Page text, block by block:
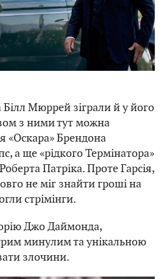
Мюррей зіграли й у його
з ними тут можна
«Оскара» Брендона
а ще «рідкого Термінатора»
Патріка. Проте Гарсія,
не міг знайти гроші на
стрімінги.
Джо Даймонда,
минулим та унікальною
злочини.